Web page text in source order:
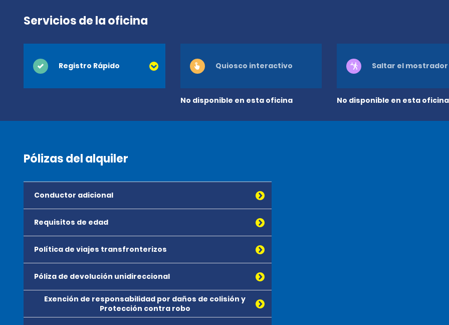
Servicios de la oficina
Registro Rápido
No disponible en esta oficina
Quiosco interactivo
No disponible en esta oficina
Saltar el mostrador
Pólizas del alquiler
Conductor adicional
Requisitos de edad
Política de viajes transfronterizos
Póliza de devolución unidireccional
Exención de responsabilidad por daños de colisión y
Protección contra robo